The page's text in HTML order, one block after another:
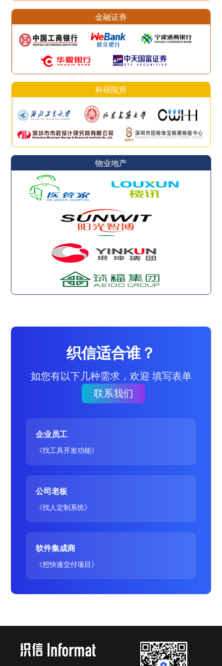
金融证券
科研院所
物业地产
织信适合谁？
如您有以下几种需求，欢迎 填写表单
联系我们
企业员工
《找工具开发功能》
公司老板
《找人定制系统》
软件集成商
《想快速交付项目》